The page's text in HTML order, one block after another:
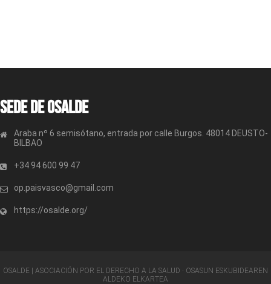
Sede de OSALDE
Araba nº 6 semisótano, entrada por calle Burgos. 48014 DEUSTO-
BILBAO
+34 94 600 99 47
op.paisvasco@gmail.com
https://osalde.org/
OSALDE | ASOCIACIÓN POR EL DERECHO A LA SALUD · OSASUN ESKUBIDEAREN
ALDEKO ELKARTEA